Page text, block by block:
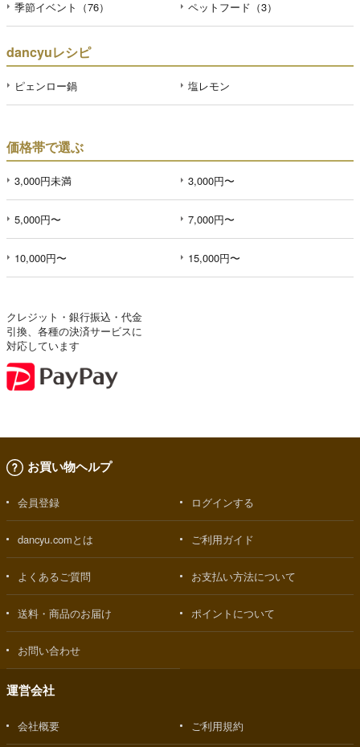
季節イベント（76） ペットフード（3）
dancyuレシピ
ピェンロー鍋 塩レモン
価格帯で選ぶ
3,000円未満 3,000円〜
5,000円〜 7,000円〜
10,000円〜 15,000円〜
クレジット・銀行振込・代金
引換、各種の決済サービスに
対応しています
お買い物ヘルプ
会員登録 ログインする
dancyu.comとは ご利用ガイド
よくあるご質問 お支払い方法について
送料・商品のお届け ポイントについて
お問い合わせ
運営会社
会社概要 ご利用規約